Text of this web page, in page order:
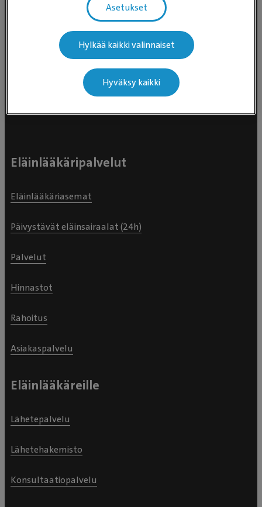
Valtakunnallinen asiakaspalvelu:
p. 0300 484 789 (0,59€/min +
pvm/mpm) (ma–pe klo 8:00–16:00)
Puhelun hinta 0300-ajanvarausnumeroon on
0,59 eur/min + pvm/mpm. Puhelinjonotus on
Eläinlääkäripalvelut
Eläinlääkäriasemat
Päivystävät eläinsairaalat (24h)
Palvelut
Hinnastot
Rahoitus
Asiakaspalvelu
Eläinlääkäreille
Lähetepalvelu
Lähetehakemisto
Konsultaatiopalvelu
Asetukset
Hylkää kaikki valinnaiset
Hyväksy kaikki